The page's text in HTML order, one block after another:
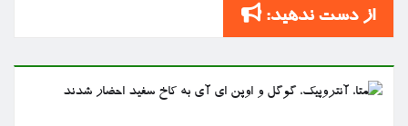
از دست ندهید: